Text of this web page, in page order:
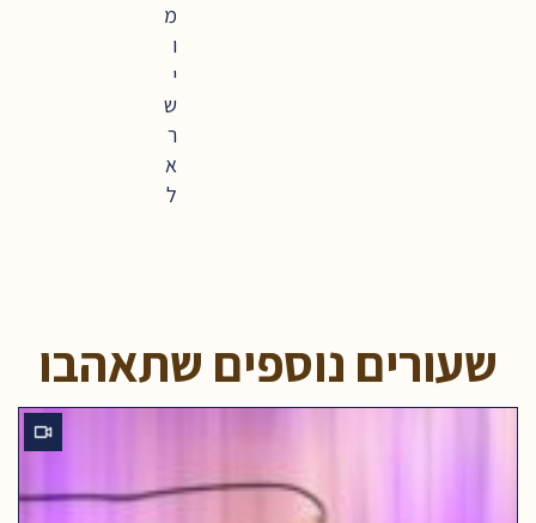
מ
ו
י
ש
ר
א
ל
שעורים נוספים שתאהבו